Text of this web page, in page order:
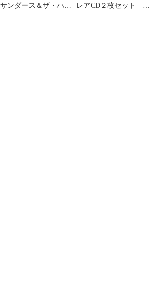
サンダース＆ザ・ハー
レアCD２枚セット ジ